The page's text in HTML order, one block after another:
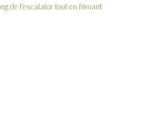
de l’escalator tout en filmant